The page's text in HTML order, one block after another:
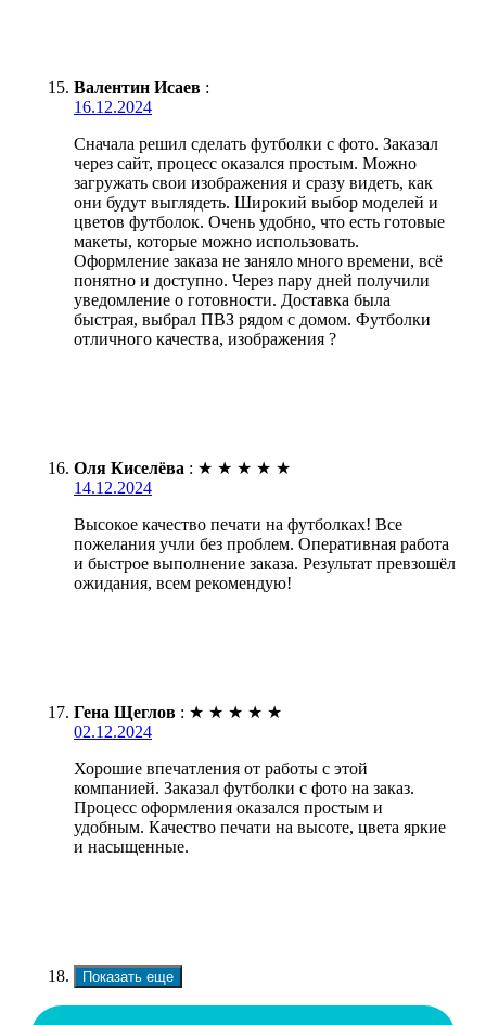
Валентин Исаев :
16.12.2024
Сначала решил сделать футболки с фото. Заказал
через сайт, процесс оказался простым. Можно
загружать свои изображения и сразу видеть, как
они будут выглядеть. Широкий выбор моделей и
цветов футболок. Очень удобно, что есть готовые
макеты, которые можно использовать.
Оформление заказа не заняло много времени, всё
понятно и доступно. Через пару дней получили
уведомление о готовности. Доставка была
быстрая, выбрал ПВЗ рядом с домом. Футболки
отличного качества, изображения ?
Оля Киселёва : ★ ★ ★ ★ ★
14.12.2024
Высокое качество печати на футболках! Все
пожелания учли без проблем. Оперативная работа
и быстрое выполнение заказа. Результат превзошёл
ожидания, всем рекомендую!
Гена Щеглов : ★ ★ ★ ★ ★
02.12.2024
Хорошие впечатления от работы с этой
компанией. Заказал футболки с фото на заказ.
Процесс оформления оказался простым и
удобным. Качество печати на высоте, цвета яркие
и насыщенные.
Показать еще